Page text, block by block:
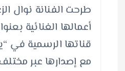
طرحت الفنانة نوال
أعمالها الغنائية
قناتها الرسمية في
مع إصدارها عبر